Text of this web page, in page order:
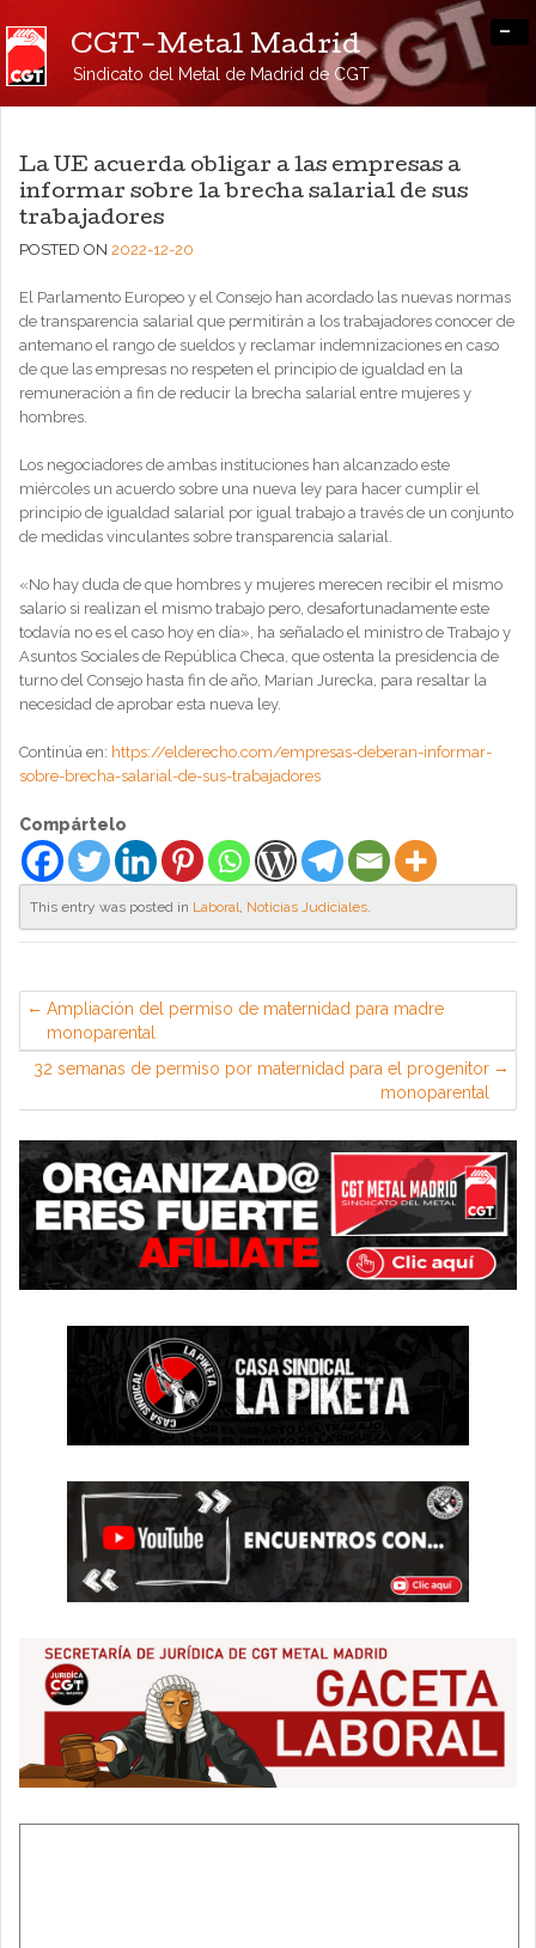
CGT-Metal Madrid
Sindicato del Metal de Madrid de CGT
-
La UE acuerda obligar a las empresas a
informar sobre la brecha salarial de sus
trabajadores
POSTED ON 2022-12-20
El Parlamento Europeo y el Consejo han acordado las nuevas normas
de transparencia salarial que permitirán a los trabajadores conocer de
antemano el rango de sueldos y reclamar indemnizaciones en caso
de que las empresas no respeten el principio de igualdad en la
remuneración a fin de reducir la brecha salarial entre mujeres y
hombres.
Los negociadores de ambas instituciones han alcanzado este
miércoles un acuerdo sobre una nueva ley para hacer cumplir el
principio de igualdad salarial por igual trabajo a través de un conjunto
de medidas vinculantes sobre transparencia salarial.
«No hay duda de que hombres y mujeres merecen recibir el mismo
salario si realizan el mismo trabajo pero, desafortunadamente este
todavía no es el caso hoy en día», ha señalado el ministro de Trabajo y
Asuntos Sociales de República Checa, que ostenta la presidencia de
turno del Consejo hasta fin de año, Marian Jurecka, para resaltar la
necesidad de aprobar esta nueva ley.
Continúa en: https://elderecho.com/empresas-deberan-informar-
sobre-brecha-salarial-de-sus-trabajadores
Compártelo
This entry was posted in Laboral, Noticias Judiciales.
Ampliación del permiso de maternidad para madre
monoparental
32 semanas de permiso por maternidad para el progenitor
monoparental